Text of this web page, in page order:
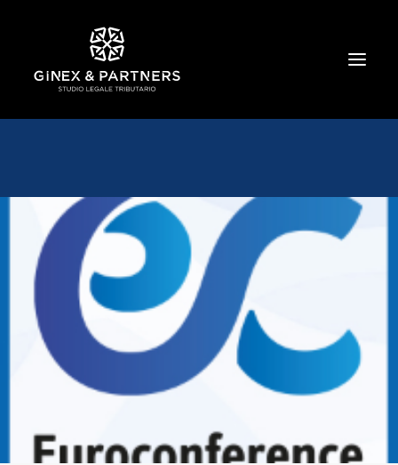
CHI SIAMO
TRIBUTARIO E PENALE TRIBUTARIO
GESTIONE E PROTEZIONE DEL PATRIMONIO
SOCIETARIO E CONTRATTUALISTICA
COMMERCIO INTERNAZIONALE
BANCARIO E FINANZIARIO
NEWS ED EVENTI